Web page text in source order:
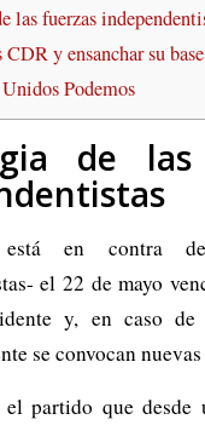
las fuerzas
y ensanchar su
Podemos
de las
en contra
el 22 de mayo
y, en caso
se convocan
partido que desde